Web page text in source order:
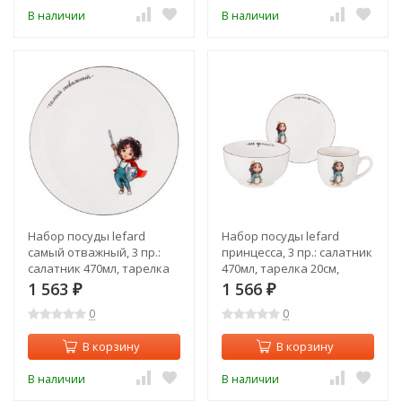
В наличии В наличии
Набор посуды lefard
самый отважный, 3 пр.:
салатник 470мл, тарелка
20см, кружка 220мл Lefard
(260-678)
1 563 ₽
0
В корзину
В наличии
Набор посуды lefard
принцесса, 3 пр.: салатник
470мл, тарелка 20см,
кружка 220мл Lefard (260-
683)
1 566 ₽
0
В корзину
В наличии